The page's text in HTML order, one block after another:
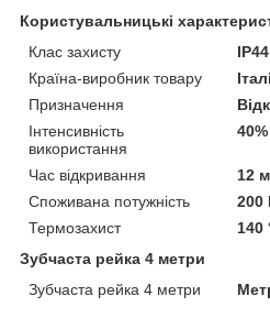
Користувальницькі
Клас захисту
IP44
Країна-виробник товару
Призначення
Інтенсивність
використання
40%
Час відкривання
12
Споживана потужність
200
Термозахист
140
Зубчаста рейка 4 метри
Зубчаста рейка 4 метри